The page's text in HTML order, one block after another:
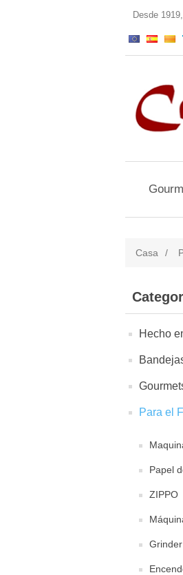
Desde
Casa /
Hecho
Para el
Papel
ZIPPO
Grinder